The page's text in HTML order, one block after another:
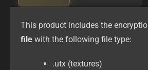
This product includes the
file with the following file type:
.utx (textures)